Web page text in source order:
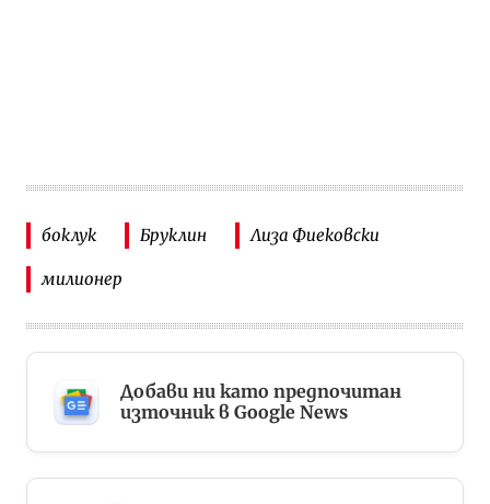
боклук Бруклин Лиза Фиековски
милионер
Добави ни като предпочитан
източник в Google News